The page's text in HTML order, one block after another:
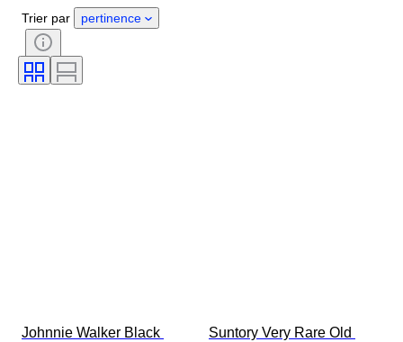
Thème
Style
Liste pourcentage d'alcool
Embouteilleur
Trier par pertinence
Johnnie Walker Black
Suntory Very Rare Old